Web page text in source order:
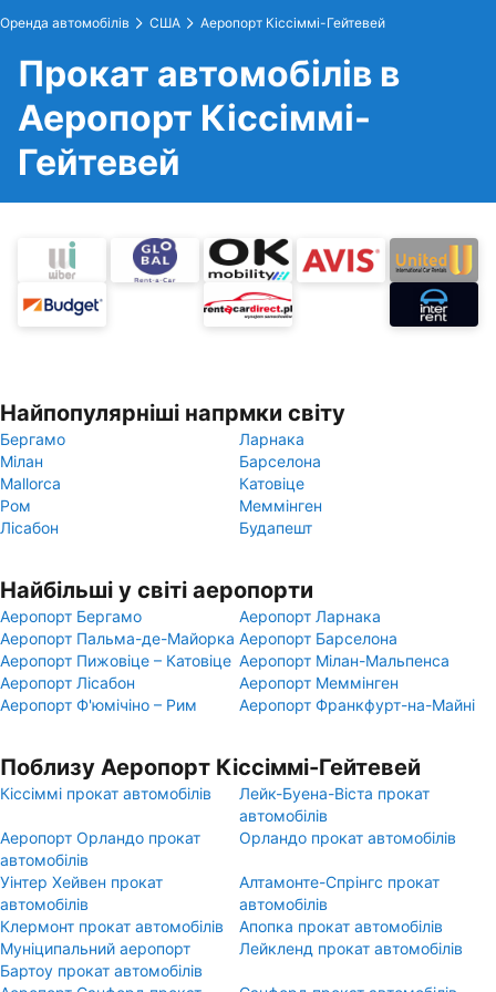
Оренда автомобілів США Аеропорт Кіссіммі-Гейтевей
Прокат автомобілів в
Аеропорт Кіссіммі-
Гейтевей
Найпопулярніші напрмки світу
Бергамо
Ларнака
Мілан
Барселона
Mallorca
Катовіце
Ром
Меммінген
Лісабон
Будапешт
Найбільші у світі аеропорти
Аеропорт Бергамо
Аеропорт Ларнака
Аеропорт Пальма-де-Майорка Аеропорт Барселона
Аеропорт Пижовіце – Катовіце Аеропорт Мілан-Мальпенса
Аеропорт Лісабон
Аеропорт Меммінген
Аеропорт Ф'юмічіно – Рим
Аеропорт Франкфурт-на-Майні
Поблизу Аеропорт Кіссіммі-Гейтевей
Кіссіммі прокат автомобілів
Лейк-Буена-Віста прокат
автомобілів
Аеропорт Орландо прокат
автомобілів
Орландо прокат автомобілів
Уінтер Хейвен прокат
автомобілів
Алтамонте-Спрінгс прокат
автомобілів
Клермонт прокат автомобілів
Апопка прокат автомобілів
Муніципальний аеропорт
Бартоу прокат автомобілів
Лейкленд прокат автомобілів